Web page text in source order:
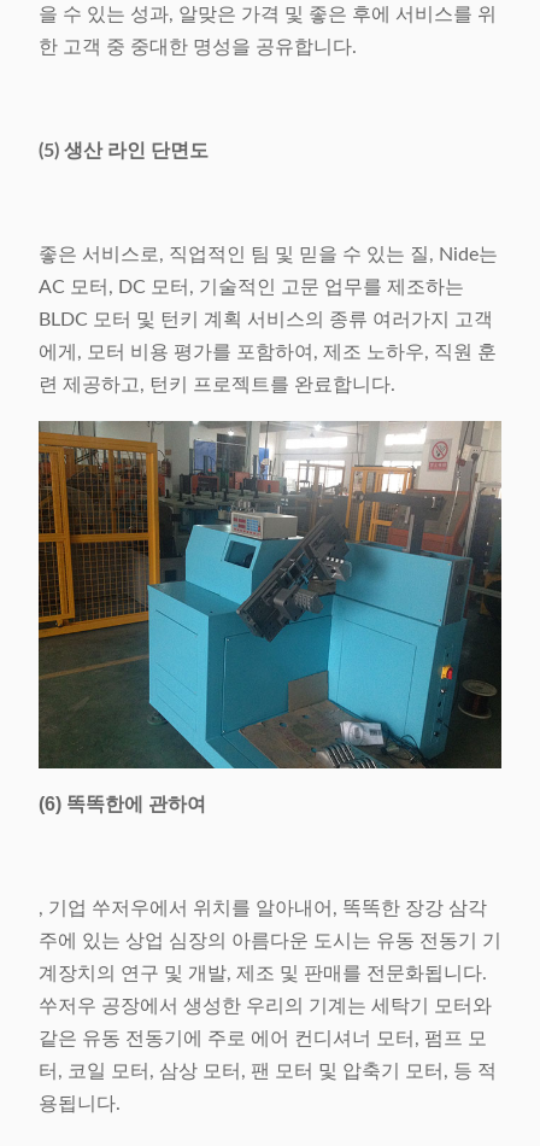
을 수 있는 성과, 알맞은 가격 및 좋은 후에 서비스를 위
한 고객 중 중대한 명성을 공유합니다.
(5) 생산 라인 단면도
좋은 서비스로, 직업적인 팀 및 믿을 수 있는 질, Nide는
AC 모터, DC 모터, 기술적인 고문 업무를 제조하는
BLDC 모터 및 턴키 계획 서비스의 종류 여러가지 고객
에게, 모터 비용 평가를 포함하여, 제조 노하우, 직원 훈
련 제공하고, 턴키 프로젝트를 완료합니다.
(6) 똑똑한에 관하여
, 기업 쑤저우에서 위치를 알아내어, 똑똑한 장강 삼각
주에 있는 상업 심장의 아름다운 도시는 유동 전동기 기
계장치의 연구 및 개발, 제조 및 판매를 전문화됩니다.
쑤저우 공장에서 생성한 우리의 기계는 세탁기 모터와
같은 유동 전동기에 주로 에어 컨디셔너 모터, 펌프 모
터, 코일 모터, 삼상 모터, 팬 모터 및 압축기 모터, 등 적
용됩니다.